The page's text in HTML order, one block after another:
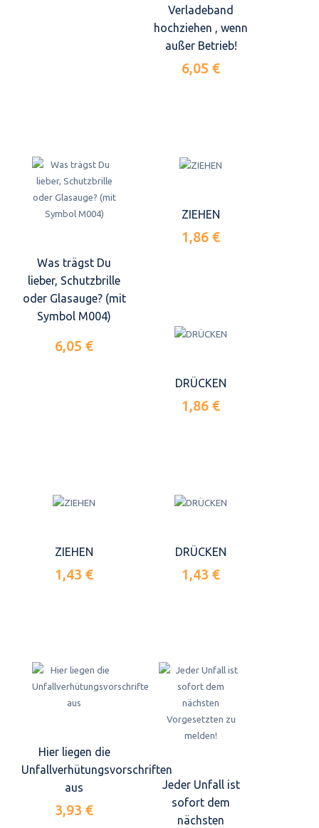
Verladeband
hochziehen , wenn
außer Betrieb!
6,05 €
Was trägst Du
lieber, Schutzbrille
oder Glasauge? (mit
Symbol M004)
6,05 €
ZIEHEN
1,86 €
DRÜCKEN
1,86 €
ZIEHEN
1,43 €
DRÜCKEN
1,43 €
Hier liegen die
Unfallverhütungsvorschriften
aus
3,93 €
Jeder Unfall ist
sofort dem
nächsten